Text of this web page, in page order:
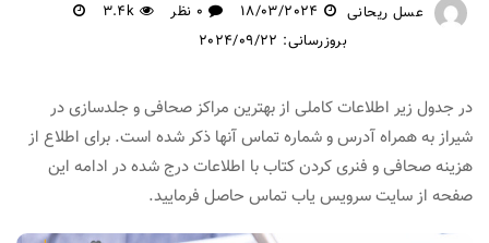
عسل ریحانی 18/03/2024 0 نظر
3.4k
بروزرسانی: 2024/09/22
در جدول زیر اطلاعات کاملی از بهترین مراکز صحافی و جلدسازی در
شیراز به همراه آدرس و شماره تماس آنها ذکر شده است. برای اطلاع از
هزینه صحافی و فنری کردن کتاب با اطلاعات درج شده در ادامه این
صفحه از سایت سرویس یاب تماس حاصل فرمایید.